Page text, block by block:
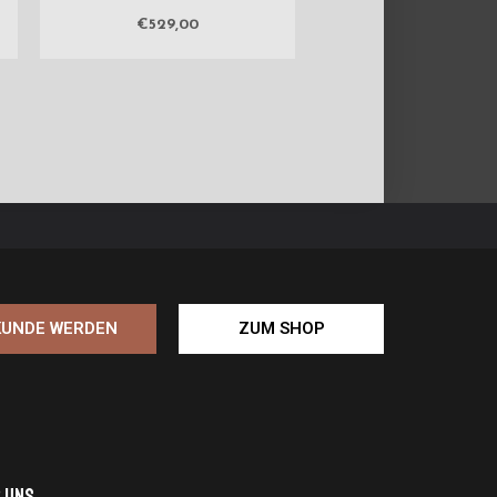
€529,00
WERDEN ZUM SHOP